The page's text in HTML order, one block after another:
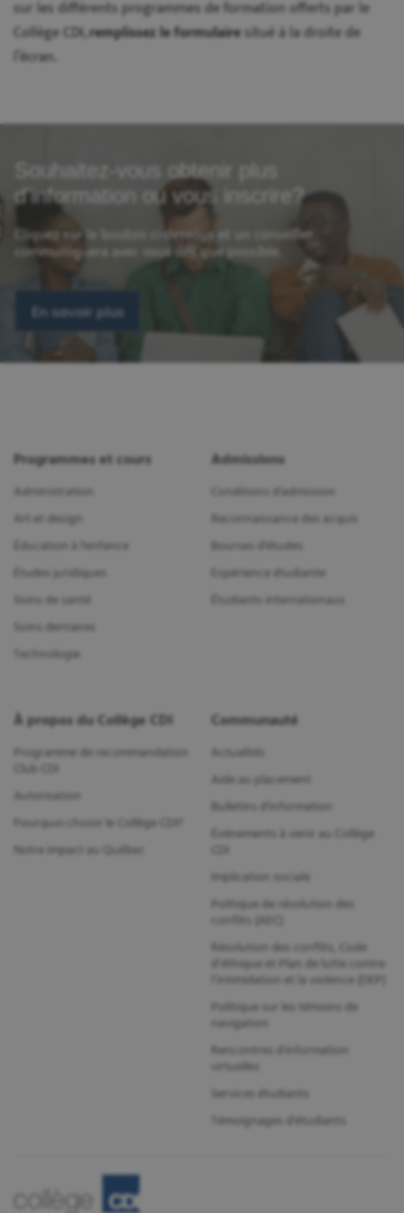
sur les différents programmes de formation offerts par le
Collège CDI, remplissez le formulairesitué à la droite de
l’écran.
Souhaitez-vous obtenir plus
d'information ou vous inscrire?
Cliquez sur le bouton ci-dessous et un conseiller
communiquera avec vous dès que possible.
En savoir plus
Programmes et cours
Administration
Art et design
Éducation à l'enfance
Études juridiques
Soins de santé
Soins dentaires
Technologie
Admissions
Conditions d'admission
Reconnaissance des acquis
Bourses d'études
Expérience étudiante
Étudiants internationaux
À propos du Collège CDI
Programme de recommandation
Club CDI
Autorisation
Pourquoi choisir le Collège CDI?
Notre impact au Québec
Communauté
Actualités
Aide au placement
Bulletins d'information
Événements à venir au Collège
CDI
Implication sociale
Politique de résolution des
conflits (AEC)
Résolution des conflits, Code
d’éthique et Plan de lutte contre
l’intimidation et la violence (DEP)
Politique sur les témoins de
navigation
Rencontres d'information
virtuelles
Services étudiants
Témoignages d'étudiants